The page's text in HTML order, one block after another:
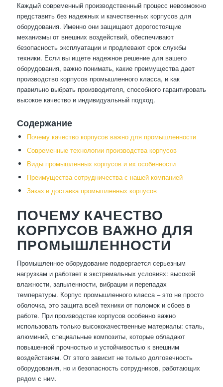
Каждый современный производственный процесс невозможно
представить без надежных и качественных корпусов для
оборудования. Именно они защищают дорогостоящие
механизмы от внешних воздействий, обеспечивают
безопасность эксплуатации и продлевают срок службы
техники. Если вы ищете надежное решение для вашего
оборудования, важно понимать, какие преимущества дает
производство корпусов промышленного класса, и как
правильно выбрать производителя, способного гарантировать
высокое качество и индивидуальный подход.
Содержание
Почему качество корпусов важно для промышленности
Современные технологии производства корпусов
Виды промышленных корпусов и их особенности
Преимущества сотрудничества с нашей компанией
Заказ и доставка промышленных корпусов
ПОЧЕМУ КАЧЕСТВО
КОРПУСОВ ВАЖНО ДЛЯ
ПРОМЫШЛЕННОСТИ
Промышленное оборудование подвергается серьезным
нагрузкам и работает в экстремальных условиях: высокой
влажности, запыленности, вибрации и перепадах
температуры. Корпус промышленного класса – это не просто
оболочка, это защита всей техники от поломок и сбоев в
работе. При производстве корпусов особенно важно
использовать только высококачественные материалы: сталь,
алюминий, специальные композиты, которые обладают
повышенной прочностью и устойчивостью к внешним
воздействиям. От этого зависит не только долговечность
оборудования, но и безопасность сотрудников, работающих
рядом с ним.